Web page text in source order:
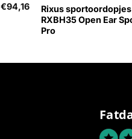
€94,16
Rixus sportoordopjes
RXBH35 Open Ear
Pro